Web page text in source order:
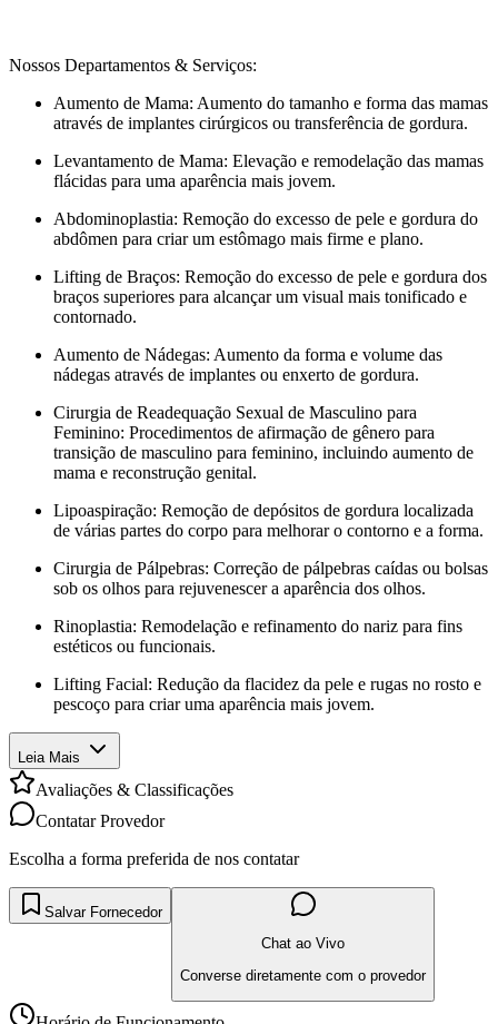
Nossos Departamentos & Serviços:
Aumento de Mama: Aumento do tamanho e forma das mamas
através de implantes cirúrgicos ou transferência de gordura.
Levantamento de Mama: Elevação e remodelação das mamas
flácidas para uma aparência mais jovem.
Abdominoplastia: Remoção do excesso de pele e gordura do
abdômen para criar um estômago mais firme e plano.
Lifting de Braços: Remoção do excesso de pele e gordura dos
braços superiores para alcançar um visual mais tonificado e
contornado.
Aumento de Nádegas: Aumento da forma e volume das
nádegas através de implantes ou enxerto de gordura.
Cirurgia de Readequação Sexual de Masculino para
Feminino: Procedimentos de afirmação de gênero para
transição de masculino para feminino, incluindo aumento de
mama e reconstrução genital.
Lipoaspiração: Remoção de depósitos de gordura localizada
de várias partes do corpo para melhorar o contorno e a forma.
Cirurgia de Pálpebras: Correção de pálpebras caídas ou bolsas
sob os olhos para rejuvenescer a aparência dos olhos.
Rinoplastia: Remodelação e refinamento do nariz para fins
estéticos ou funcionais.
Lifting Facial: Redução da flacidez da pele e rugas no rosto e
pescoço para criar uma aparência mais jovem.
Leia Mais
Avaliações & Classificações
Contatar Provedor
Escolha a forma preferida de nos contatar
Salvar Fornecedor
Chat ao Vivo
Converse diretamente com o provedor